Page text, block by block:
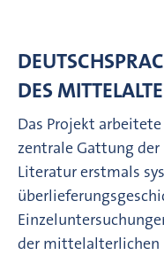
DES
Das Projekt
zentrale Gattung
Literatur erstmals
der mittelalterlichen